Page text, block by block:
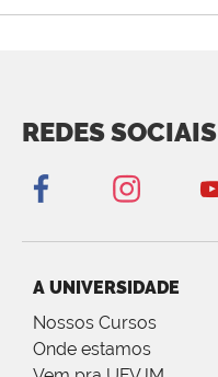
REDES SOCIAIS
A UNIVERSIDADE
Nossos Cursos
Onde estamos